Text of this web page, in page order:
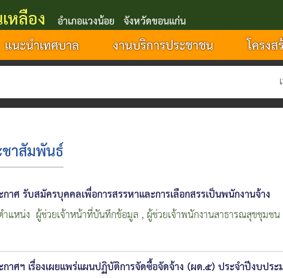
หลือง อำเภอแวงน้อย จังหวัดขอนแก่น
แนะนำเทศบาล งานบริการประชาชน โครง
เทศบา
าสัมพันธ์
าศ รับสมัครบุคคลเพื่อการสรรหาและการเลือกสรรเป็นพนักงานจ้าง
แหน่ง ผู้ช่วยเจ้าหน้าที่บันทึกข้อมูล , ผู้ช่วยเจ้าพนักงานสาธารณสุขชุม
กาศฯ เรื่องเผยแพร่แผนปฏิบัติการจัดซื้อจัดจ้าง (ผด.๕) ประจำปีงบป